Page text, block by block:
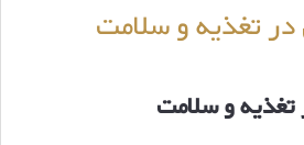
در تغذیه و سلامت
تغذیه و سلامت